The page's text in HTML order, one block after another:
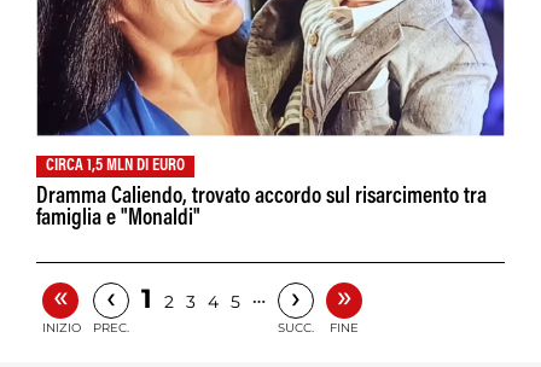
CIRCA 1,5 MLN DI EURO
Dramma Caliendo, trovato accordo sul risarcimento tra
famiglia e "Monaldi"
«
INIZIO
‹
PREC.
1 2 3 4 5 … ›
SUCC.
»
FINE